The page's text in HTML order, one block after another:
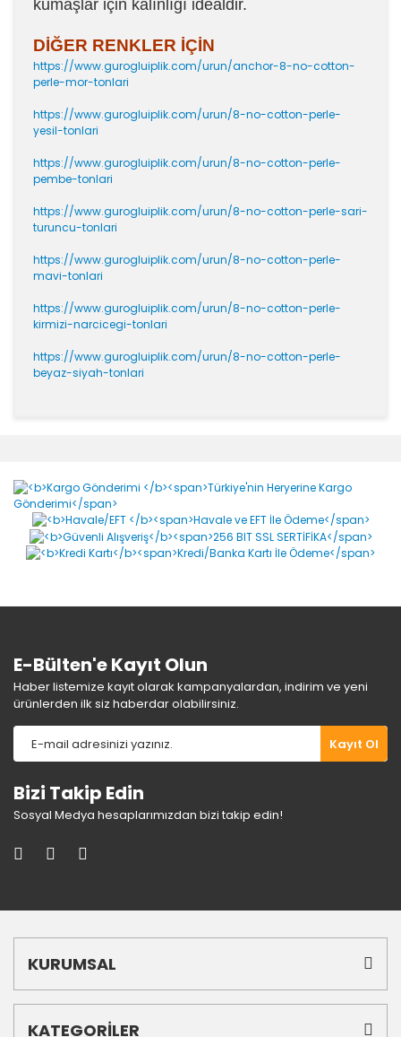
kumaşlar için kalınlığı idealdir.
DİĞER RENKLER İÇİN
https://www.gurogluiplik.com/urun/anchor-8-no-cotton-
perle-mor-tonlari
https://www.gurogluiplik.com/urun/8-no-cotton-perle-
yesil-tonlari
https://www.gurogluiplik.com/urun/8-no-cotton-perle-
pembe-tonlari
https://www.gurogluiplik.com/urun/8-no-cotton-perle-sari-
turuncu-tonlari
https://www.gurogluiplik.com/urun/8-no-cotton-perle-
mavi-tonlari
https://www.gurogluiplik.com/urun/8-no-cotton-perle-
kirmizi-narcicegi-tonlari
https://www.gurogluiplik.com/urun/8-no-cotton-perle-
beyaz-siyah-tonlari
Yorum Yaz
Ürün resmi kalitesiz, bozuk veya görüntülenemiyor.
Ürün açıklamasında eksik bilgiler bulunuyor.
Ürün bilgilerinde hatalar bulunuyor.
E-Bülten'e Kayıt Olun
Haber listemize kayıt olarak kampanyalardan, indirim ve yeni
ürünlerden ilk siz haberdar olabilirsiniz.
Kayıt Ol
Bizi Takip Edin
Sosyal Medya hesaplarımızdan bizi takip edin!
KURUMSAL
KATEGORİLER